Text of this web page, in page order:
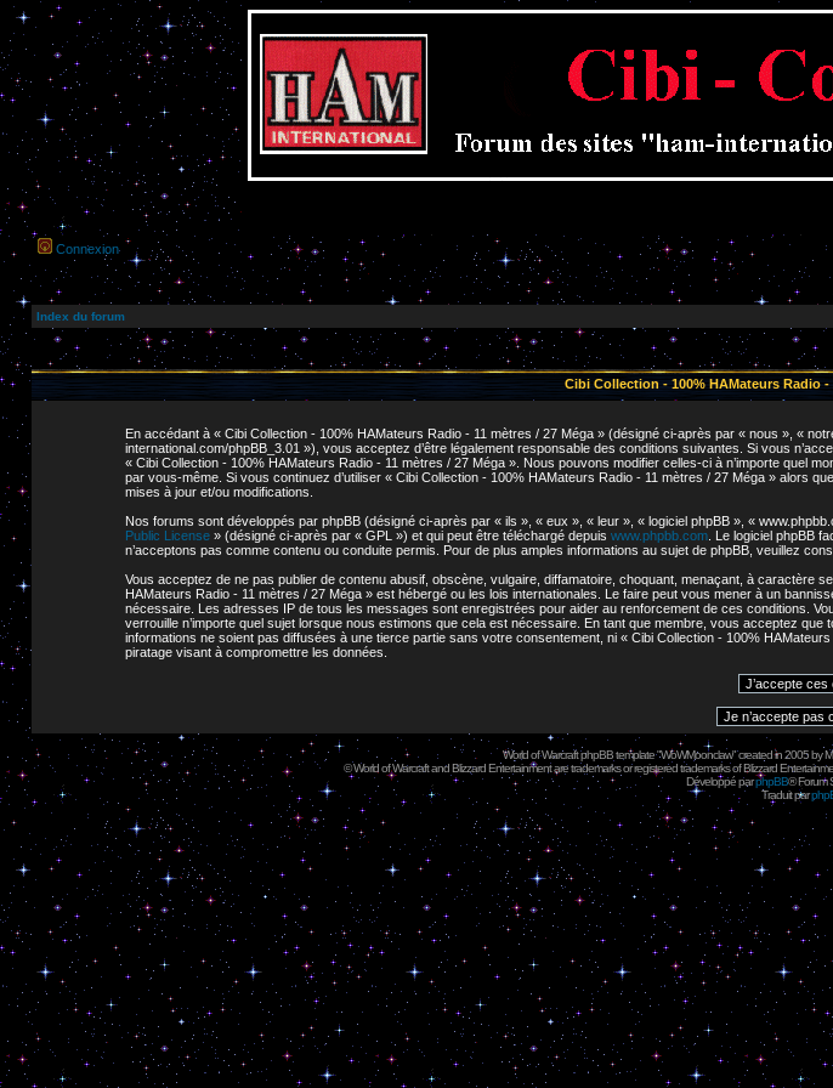
Connexion
Index du forum
Cibi Collection - 100% HAMateurs Radio
En accédant à « Cibi Collection - 100% HAMateurs Radio - 11 mètres / 27 Méga » (désigné ci-après par « nous », «
international.com/phpBB_3.01 »), vous acceptez d’être légalement responsable des conditions suivantes. Si vous
« Cibi Collection - 100% HAMateurs Radio - 11 mètres / 27 Méga ». Nous pouvons modifier celles-ci à n’importe quel
par vous-même. Si vous continuez d’utiliser « Cibi Collection - 100% HAMateurs Radio - 11 mètres / 27 Méga » alors
mises à jour et/ou modifications.
Nos forums sont développés par phpBB (désigné ci-après par « ils », « eux », « leur », « logiciel phpBB », «
Public License» (désigné ci-après par « GPL ») et qui peut être téléchargé depuis www.phpbb.com. Le logiciel phpBB
n’acceptons pas comme contenu ou conduite permis. Pour de plus amples informations au sujet de phpBB, veuillez
Vous acceptez de ne pas publier de contenu abusif, obscène, vulgaire, diffamatoire, choquant, menaçant, à
HAMateurs Radio - 11 mètres / 27 Méga » est hébergé ou les lois internationales. Le faire peut vous mener à un
nécessaire. Les adresses IP de tous les messages sont enregistrées pour aider au renforcement de ces conditions.
verrouille n’importe quel sujet lorsque nous estimons que cela est nécessaire. En tant que membre, vous acceptez
informations ne soient pas diffusées à une tierce partie sans votre consentement, ni « Cibi Collection - 100%
piratage visant à compromettre les données.
World of Warcraft phpBB template "WoWMoonclaw" created in 2005 by
©World of Warcraft and Blizzard Entertainment are trademarks or registered trademarks of Blizzard
Développé parphpBB® Forum
Traduit par